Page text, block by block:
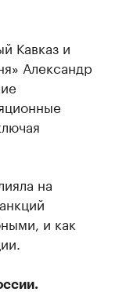
Кавказ и
Александр
на
и как